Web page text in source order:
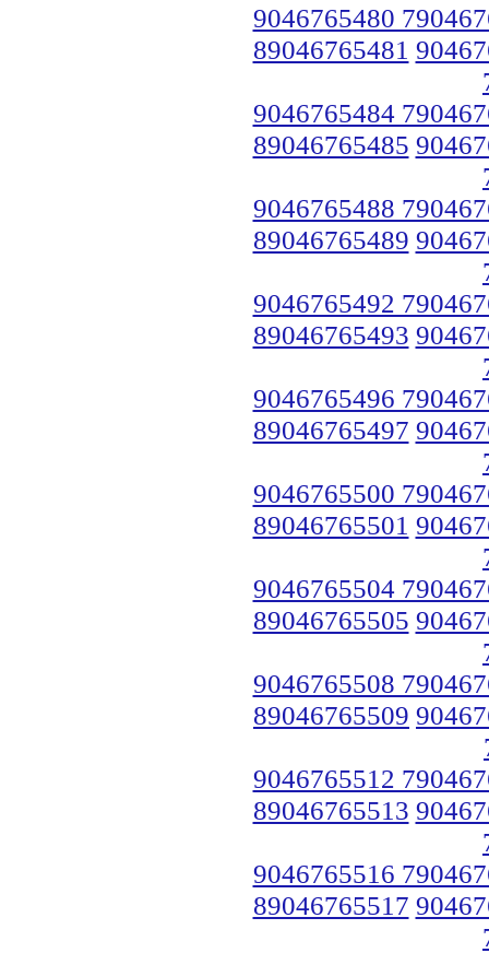
9046765480
89046765481
9046765484
89046765485
9046765488
89046765489
9046765492
89046765493
9046765496
89046765497
9046765500
89046765501
9046765504
89046765505
9046765508
89046765509
9046765512
89046765513
9046765516
89046765517